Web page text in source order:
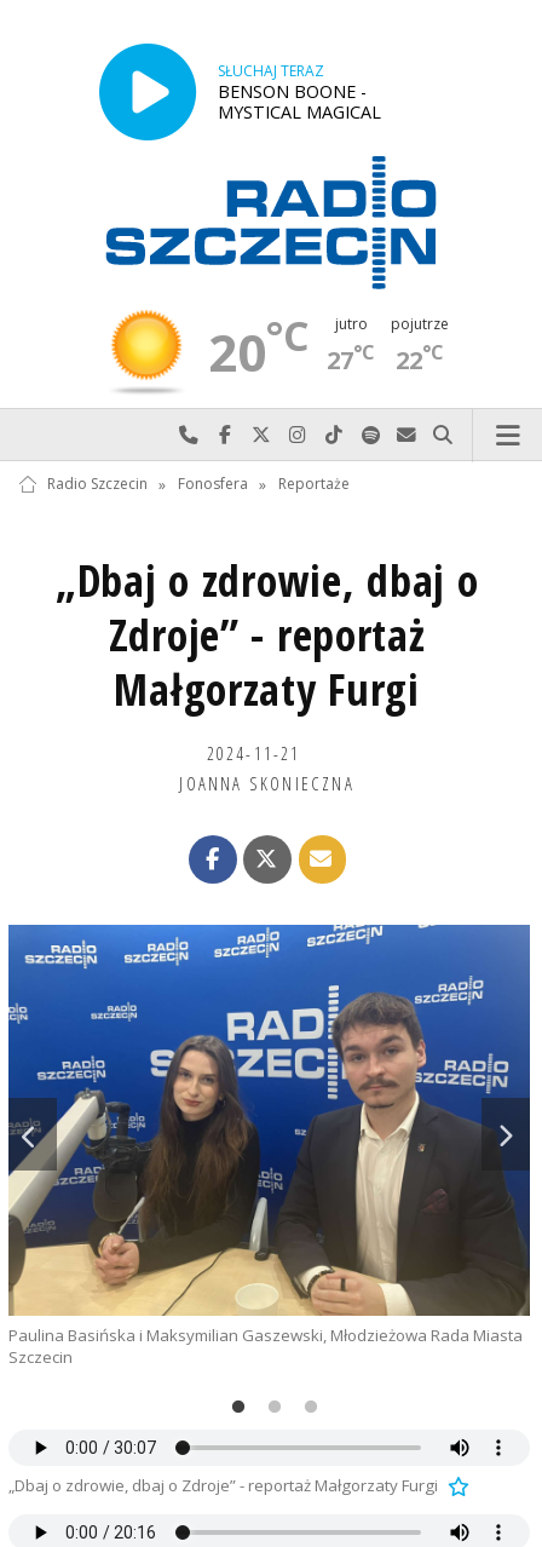
SŁUCHAJ TERAZ
BENSON BOONE -
MYSTICAL MAGICAL
20°C jutro
27°C
pojutrze
22°C
Najlepiej po prostu do nas zadzwoń
Odwiedź nas na Facebook-u
Odwiedź nas na X
Odwiedź nas na Instagram-ie
Odwiedź nas na TikTok-u
Szukaj nas na Spotify
Wyślij do nas
Szukaj
Radio Szczecin » Fonosfera » Reportaże
„Dbaj o zdrowie, dbaj o
Zdroje” - reportaż
Małgorzaty Furgi
2024-11-21
JOANNA SKONIECZNA
Paulina Basińska i Maksymilian Gaszewski, Młodzieżowa Rada Miasta
Szczecin
„Dbaj o zdrowie, dbaj o Zdroje” - reportaż Małgorzaty Furgi